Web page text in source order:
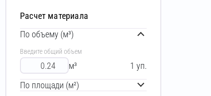
Расчет материала
По объему (м³)
Введите общий объем
м³ 1 уп.
По площади (м²)